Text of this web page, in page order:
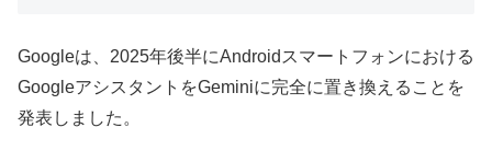
Googleは、2025年後半にAndroidスマートフォンにおける
GoogleアシスタントをGeminiに完全に置き換えることを
発表しました。